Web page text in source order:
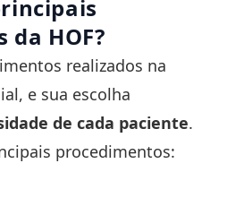
HOF?
realizados na
e sua escolha
de cada paciente.
procedimentos: